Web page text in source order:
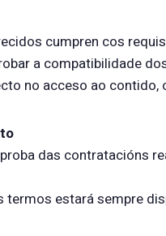
cumpren cos
a compatibilidade
no acceso ao
das contratacións
termos estará sempre